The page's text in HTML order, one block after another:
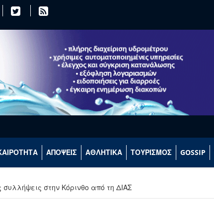
ΑΠΟΨΕΙΣ ΑΘΛΗΤΙΚΑ ΤΟΥΡΙΣΜΟΣ GOSSIP
συλλήψεις στην Κόρινθο από τη ΔΙΑΣ